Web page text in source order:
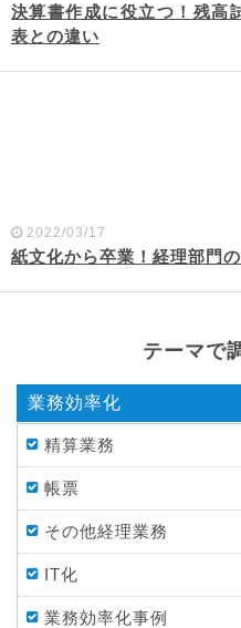
決算書作成に役立つ！残高
表との違い
2022/03/17
紙文化から卒業！経理部門
テーマで
業務効率化
精算業務
帳票
その他経理業務
IT化
業務効率化事例